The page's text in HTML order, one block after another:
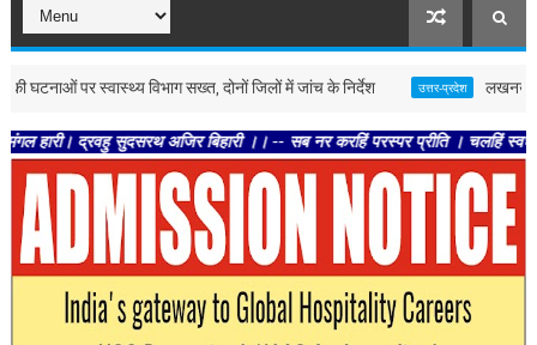
पर स्वास्थ्य विभाग सख्त, दोनों जिलों में जांच के निर्देश उत्तर-प्रदेश लखनऊ : काशी के
सुदसरथ अजिर बिहारी ।। -- सब नर करहिं परस्पर प्रीति । चलहिं स्वधर्म